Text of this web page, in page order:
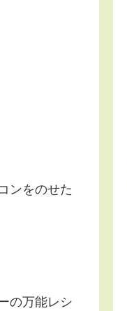
ンをのせた
の万能レシ